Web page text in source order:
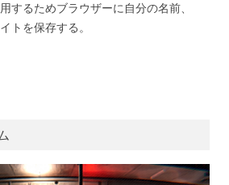
するためブラウザーに自分の名前、
トを保存する。